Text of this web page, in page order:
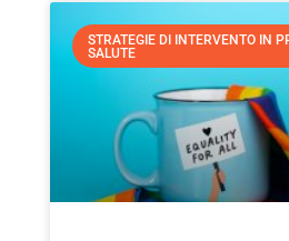
STRATEGIE DI INTERVENTO IN
SALUTE